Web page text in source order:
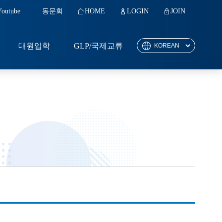
동문회 HOME LOGIN JOIN
대원입학 GLP/국제교류